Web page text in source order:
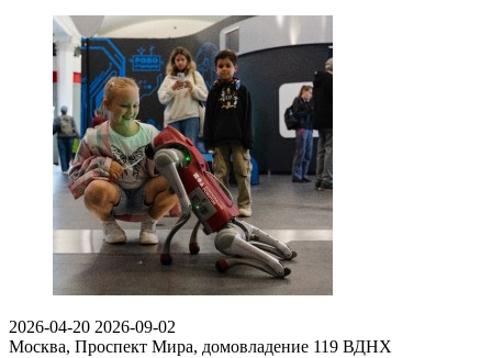
2026-04-20 2026-09-02
Москва, Проспект Мира, домовладение 119 ВДНХ